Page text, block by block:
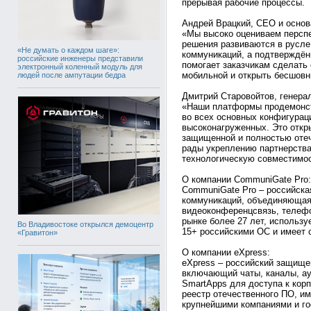
«Не думать о каждом шаге»:
российские инженеры представили
электронный коленный модуль для
людей после ампутации бедра
Во Владивостоке открылся демоцентр
«Гравитон»
прерывая рабочие процессы.
Андрей Врацкий, CEO и
«Мы высоко оцениваем
решения развиваются в
коммуникаций, а
помогает заказчикам
мобильной и открыть
Дмитрий Старовойтов,
«Наши платформы
во всех основных
высоконагруженных. Это
защищенной и полностью
рады укреплению
технологическую
О компании CommuniGate Pro:
CommuniGate Pro –
коммуникаций,
видеоконференцсвязь,
рынке более 27 лет,
15+ российскими ОС и
О компании eXpress:
eXpress – российский
включающий чаты, каналы,
SmartApps для доступа к
реестр отечественного ПО,
крупнейшими компаниями и